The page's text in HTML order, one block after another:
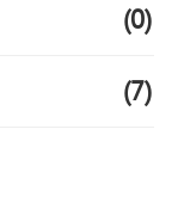
(0)
(7)